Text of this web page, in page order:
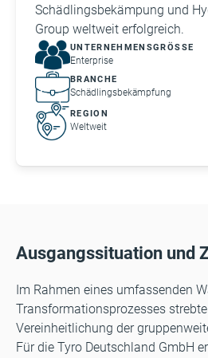
Schädlingsbekämpung und
Group weltweit erfolgreich.
UNTERNEHMENSGRÖSSE
Enterprise
BRANCHE
Schädlingsbekämpfung
REGION
Weltweit
Ausgangssituation und
Im Rahmen eines umfassenden
Transformationsprozesses
Vereinheitlichung der
Für die Tyro Deutschland GmbH